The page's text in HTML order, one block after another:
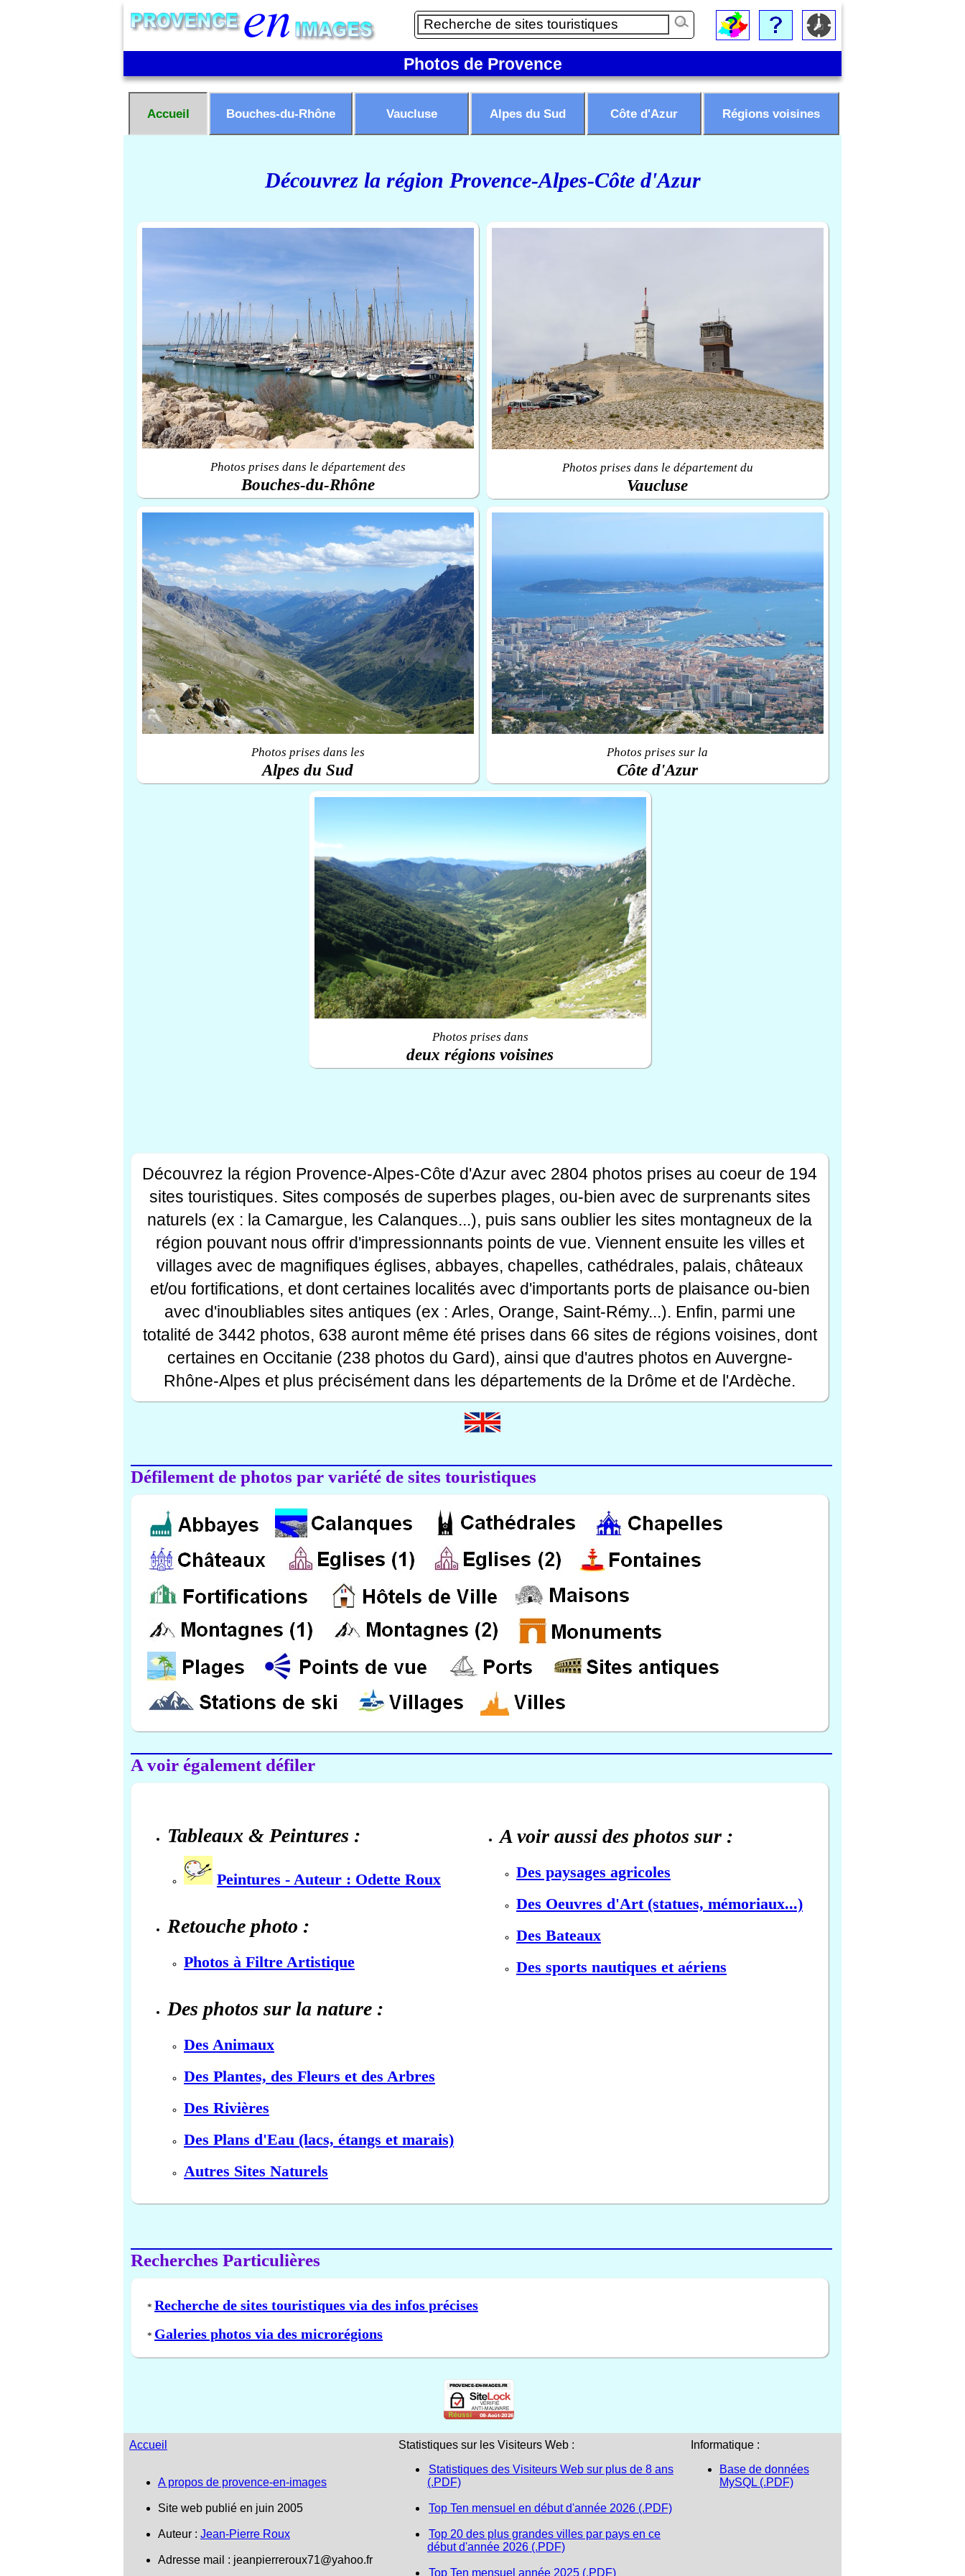
Photos de Provence
Accueil Bouches-du-Rhône Vaucluse Alpes du Sud Côte d'Azur Régions voisines
Découvrez la région Provence-Alpes-Côte d'Azur
Photos prises dans le département des
Bouches-du-Rhône
Photos prises dans le département du
Vaucluse
Photos prises dans les
Alpes du Sud
Photos prises sur la
Côte d'Azur
Photos prises dans
deux régions voisines
Découvrez la région Provence-Alpes-Côte d'Azur avec 2804 photos prises au coeur de 194
sites touristiques. Sites composés de superbes plages, ou-bien avec de surprenants sites
naturels (ex : la Camargue, les Calanques...), puis sans oublier les sites montagneux de la
région pouvant nous offrir d'impressionnants points de vue. Viennent ensuite les villes et
villages avec de magnifiques églises, abbayes, chapelles, cathédrales, palais, châteaux
et/ou fortifications, et dont certaines localités avec d'importants ports de plaisance ou-bien
avec d'inoubliables sites antiques (ex : Arles, Orange, Saint-Rémy...). Enfin, parmi une
totalité de 3442 photos, 638 auront même été prises dans 66 sites de régions voisines, dont
certaines en Occitanie (238 photos du Gard), ainsi que d'autres photos en Auvergne-
Rhône-Alpes et plus précisément dans les départements de la Drôme et de l'Ardèche.
Défilement de photos par variété de sites touristiques
A voir également défiler
Tableaux & Peintures :
Peintures - Auteur : Odette Roux
Retouche photo :
Photos à Filtre Artistique
Des photos sur la nature :
Des Animaux
Des Plantes, des Fleurs et des Arbres
Des Rivières
Des Plans d'Eau (lacs, étangs et marais)
Autres Sites Naturels
A voir aussi des photos sur :
Des paysages agricoles
Des Oeuvres d'Art (statues, mémoriaux...)
Des Bateaux
Des sports nautiques et aériens
Recherches Particulières
* Recherche de sites touristiques via des infos précises
* Galeries photos via des microrégions
Accueil
A propos de provence-en-images
Site web publié en juin 2005
Auteur : Jean-Pierre Roux
Adresse mail : jeanpierreroux71@yahoo.fr
Statistiques sur les Visiteurs Web :
Statistiques des Visiteurs Web sur plus de 8 ans
(.PDF)
Top Ten mensuel en début d'année 2026 (.PDF)
Top 20 des plus grandes villes par pays en ce
début d'année 2026 (.PDF)
Top Ten mensuel année 2025 (.PDF)
Informatique :
Base de données
MySQL (.PDF)